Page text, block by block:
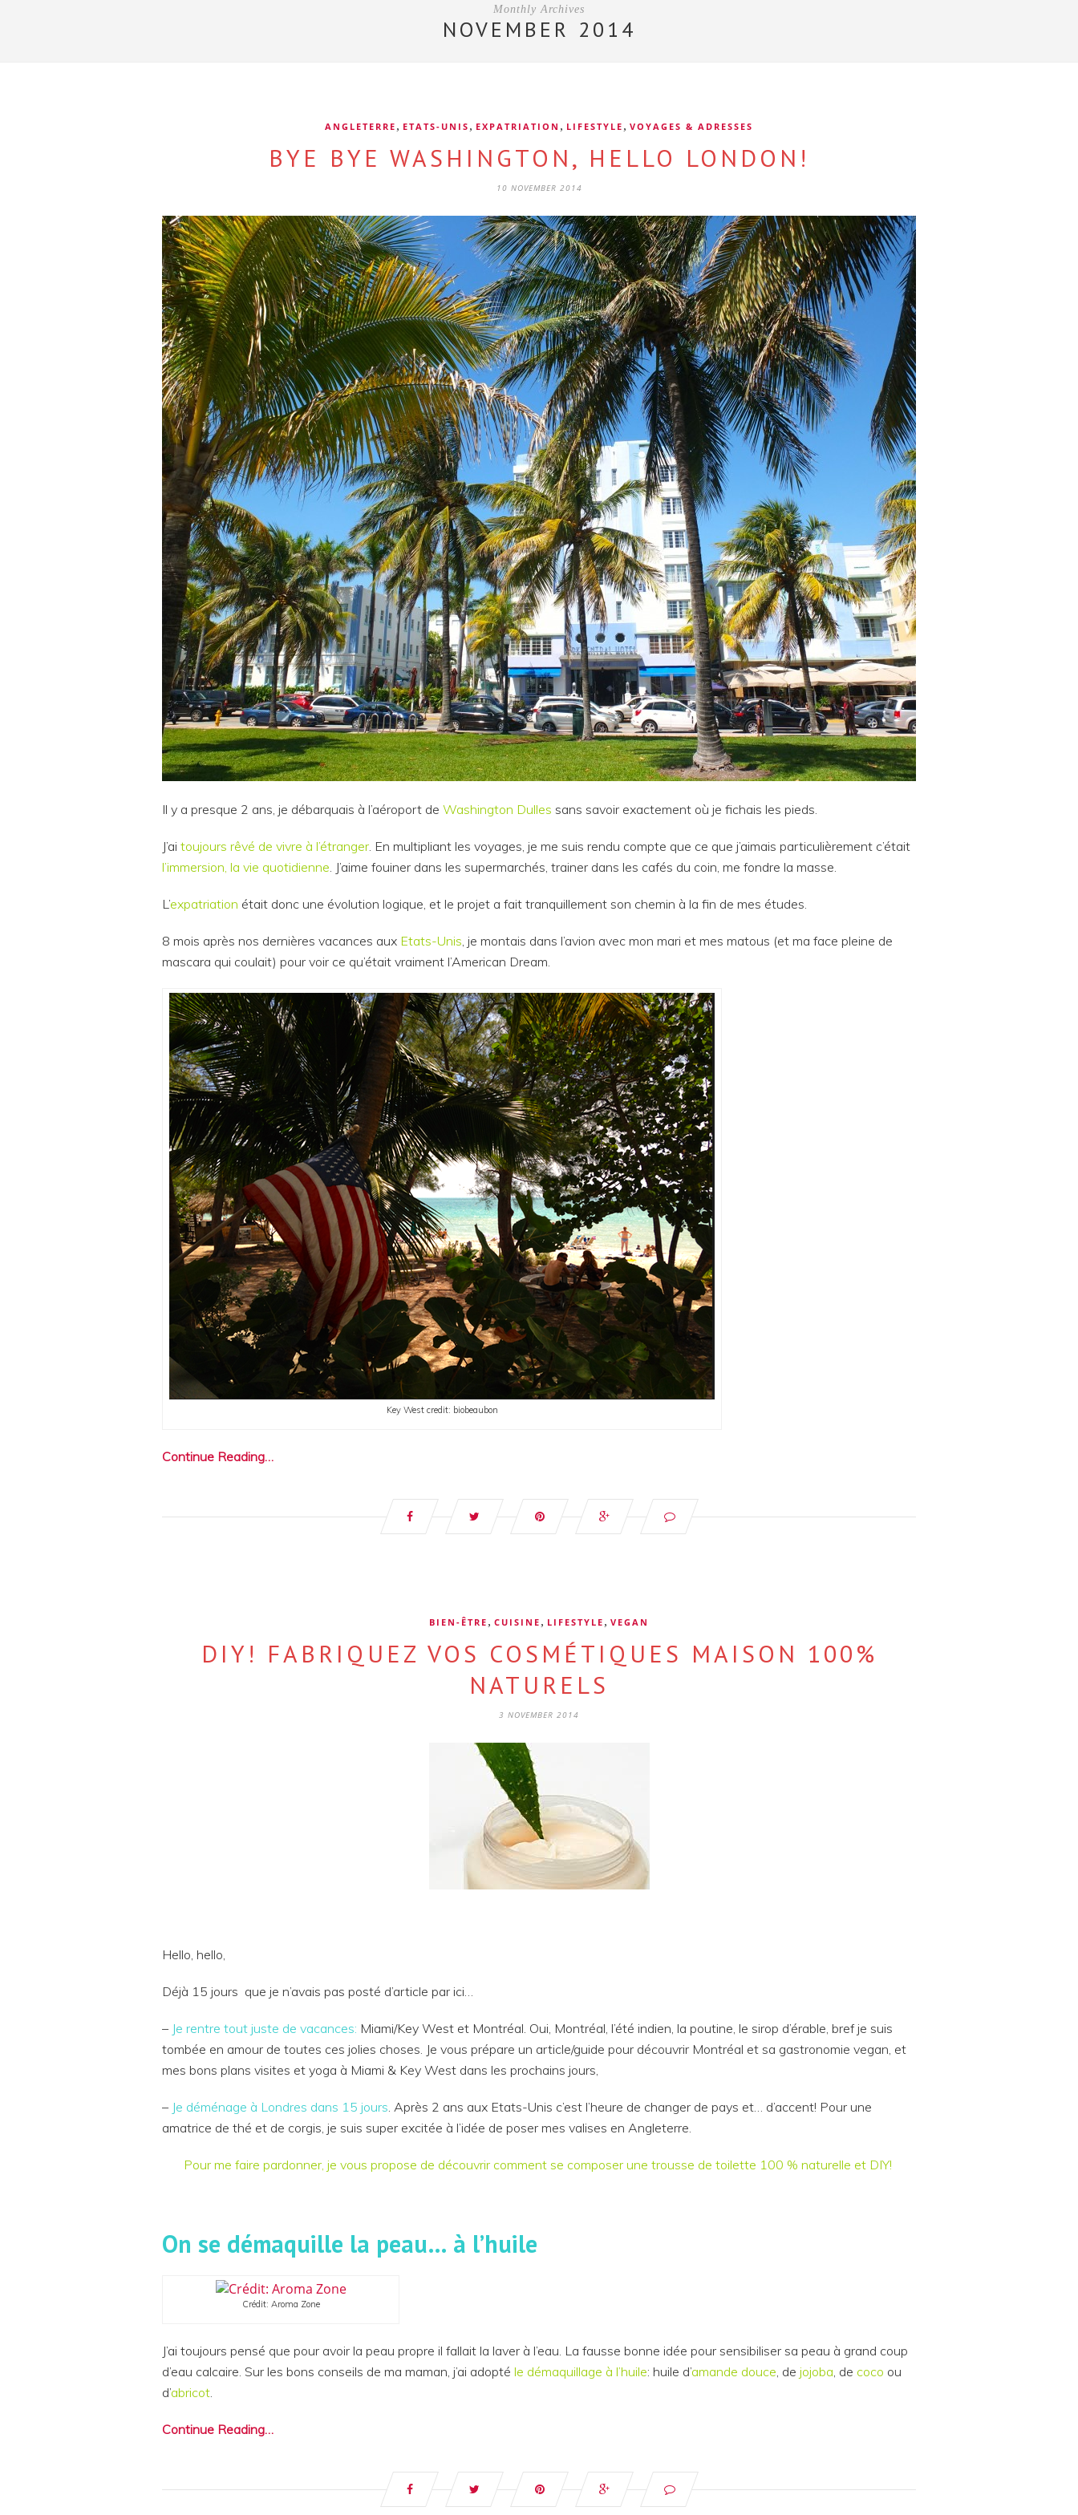
Monthly Archives
NOVEMBER 2014
ANGLETERRE , ETATS-UNIS , EXPATRIATION , LIFESTYLE , VOYAGES & ADRESSES
BYE BYE WASHINGTON, HELLO LONDON!
10 NOVEMBER 2014
Il y a presque 2 ans, je débarquais à l’aéroport de Washington Dulles sans savoir exactement où je fichais les pieds.
J’ai toujours rêvé de vivre à l’étranger. En multipliant les voyages, je me suis rendu compte que ce que j’aimais particulièrement c’était
l’immersion, la vie quotidienne. J’aime fouiner dans les supermarchés, trainer dans les cafés du coin, me fondre la masse.
L’expatriation était donc une évolution logique, et le projet a fait tranquillement son chemin à la fin de mes études.
8 mois après nos dernières vacances aux Etats-Unis, je montais dans l’avion avec mon mari et mes matous (et ma face pleine de
mascara qui coulait) pour voir ce qu’était vraiment l’American Dream.
Key West credit: biobeaubon
Continue Reading…
BIEN-ÊTRE , CUISINE , LIFESTYLE , VEGAN
DIY! FABRIQUEZ VOS COSMÉTIQUES MAISON 100%
NATURELS
3 NOVEMBER 2014
Hello, hello,
Déjà 15 jours que je n’avais pas posté d’article par ici…
– Je rentre tout juste de vacances: Miami/Key West et Montréal. Oui, Montréal, l’été indien, la poutine, le sirop d’érable, bref je suis
tombée en amour de toutes ces jolies choses. Je vous prépare un article/guide pour découvrir Montréal et sa gastronomie vegan, et
mes bons plans visites et yoga à Miami & Key West dans les prochains jours,
– Je déménage à Londres dans 15 jours . Après 2 ans aux Etats-Unis c’est l’heure de changer de pays et… d’accent! Pour une
amatrice de thé et de corgis, je suis super excitée à l’idée de poser mes valises en Angleterre.
Pour me faire pardonner, je vous propose de découvrir comment se composer une trousse de toilette 100 % naturelle et DIY!
On se démaquille la peau… à l’huile
Crédit: Aroma Zone
J’ai toujours pensé que pour avoir la peau propre il fallait la laver à l’eau. La fausse bonne idée pour sensibiliser sa peau à grand coup
d’eau calcaire. Sur les bons conseils de ma maman, j’ai adopté le démaquillage à l’huile: huile d’amande douce , de jojoba , de coco ou
d’abricot
Continue Reading…